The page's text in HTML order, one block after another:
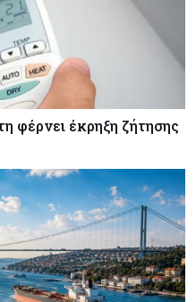
φέρνει έκρηξη ζήτησης